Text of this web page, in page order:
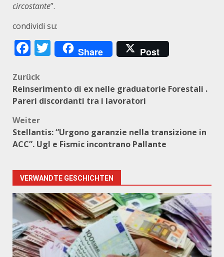
circostante”.
condividi su:
Facebook
Twitter
Share Post
Beitragsnavigation
Zurück
Reinserimento di ex nelle graduatorie Forestali .
Pareri discordanti tra i lavoratori
Weiter
Stellantis: “Urgono garanzie nella transizione in
ACC”. Ugl e Fismic incontrano Pallante
VERWANDTE GESCHICHTEN